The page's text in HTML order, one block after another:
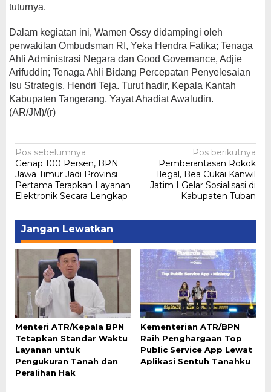
tuturnya.
Dalam kegiatan ini, Wamen Ossy didampingi oleh
perwakilan Ombudsman RI, Yeka Hendra Fatika; Tenaga
Ahli Administrasi Negara dan Good Governance, Adjie
Arifuddin; Tenaga Ahli Bidang Percepatan Penyelesaian
Isu Strategis, Hendri Teja. Turut hadir, Kepala Kantah
Kabupaten Tangerang, Yayat Ahadiat Awaludin.
(AR/JM)/(r)
Navigasi
pos
Pos sebelumnya
Genap 100 Persen, BPN
Jawa Timur Jadi Provinsi
Pertama Terapkan Layanan
Elektronik Secara Lengkap
Pos berikutnya
Pemberantasan Rokok
Ilegal, Bea Cukai Kanwil
Jatim I Gelar Sosialisasi di
Kabupaten Tuban
Jangan Lewatkan
Menteri ATR/Kepala BPN
Tetapkan Standar Waktu
Layanan untuk
Pengukuran Tanah dan
Peralihan Hak
Kementerian ATR/BPN
Raih Penghargaan Top
Public Service App Lewat
Aplikasi Sentuh Tanahku